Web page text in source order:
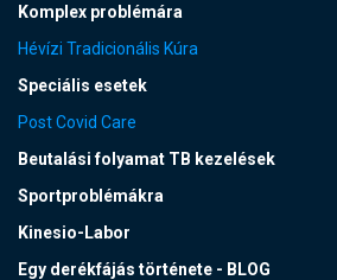
Komplex problémára
Hévízi Tradicionális Kúra
Speciális esetek
Post Covid Care
Beutalási folyamat TB kezelések
Sportproblémákra
Kinesio-Labor
Egy derékfájás története - BLOG